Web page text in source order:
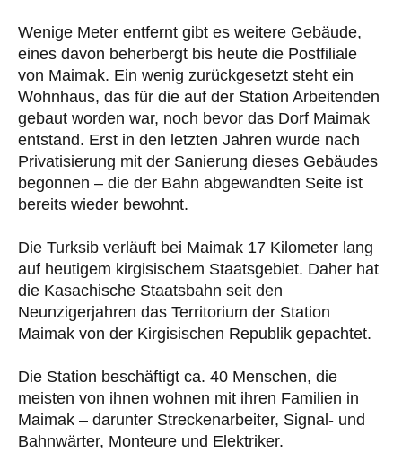
Wenige Meter entfernt gibt es weitere Gebäude,
eines davon beherbergt bis heute die Postfiliale
von Maimak. Ein wenig zurückgesetzt steht ein
Wohnhaus, das für die auf der Station Arbeitenden
gebaut worden war, noch bevor das Dorf Maimak
entstand. Erst in den letzten Jahren wurde nach
Privatisierung mit der Sanierung dieses Gebäudes
begonnen – die der Bahn abgewandten Seite ist
bereits wieder bewohnt.
Die Turksib verläuft bei Maimak 17 Kilometer lang
auf heutigem kirgisischem Staatsgebiet. Daher hat
die Kasachische Staatsbahn seit den
Neunzigerjahren das Territorium der Station
Maimak von der Kirgisischen Republik gepachtet.
Die Station beschäftigt ca. 40 Menschen, die
meisten von ihnen wohnen mit ihren Familien in
Maimak – darunter Streckenarbeiter, Signal- und
Bahnwärter, Monteure und Elektriker.